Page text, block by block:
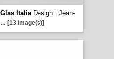
Glas ItaliaDesign : Jean-
... [13 image(s)]